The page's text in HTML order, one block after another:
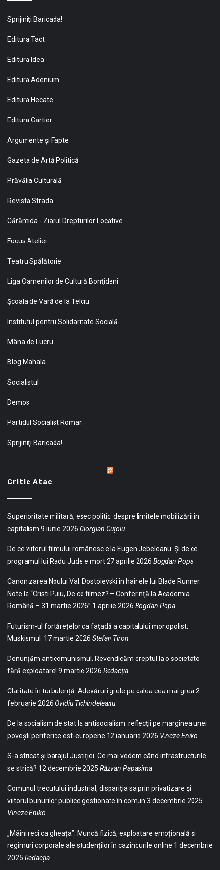
Sprijiniţi Baricada!
Editura Tact
Editura Idea
Editura Adenium
Editura Hecate
Editura Cartier
Argumente și Fapte
Gazeta de Artă Politică
Prăvălia Culturală
Revista Strada
Cărămida - Ziarul Drepturilor Locative
Focus Atelier
Teatru Spălătorie
Liga Oamenilor de Cultură Bonţideni
Şcoala de Vară de la Telciu
Institutul pentru Solidaritate Socială
Mâna de Lucru
Blog Mahala
Socialistul
Demos
Partidul Socialist Român
Sprijiniţi Baricada!
Critic Atac
Superioritate militară, eșec politic: despre limitele mobilizării în
capitalism 9 iunie 2026 Giorgian Guțoiu
De ce viitorul filmului românesc e la Eugen Jebeleanu. Și de ce
programul lui Radu Jude e mort27 aprilie 2026 Bogdan Popa
Canonizarea Noului Val: Dostoievski în hainele lui Blade Runner.
Note la “Cristi Puiu, De ce filmez? – Conferință la Academia
Română – 31 martie 2026” 1 aprilie 2026 Bogdan Popa
Futurism-ul fortărețelor ca fațadă a capitalului monopolist:
Muskismul
17 martie 2026 Stefan Tiron
Denunțăm anticomunismul. Revendicăm dreptul la o societate
fără exploatare! 9 martie 2026 Redacția
Claritate în turbulență. Adevăruri grele pe calea cea mai grea 2
februarie 2026 Ovidiu Tichindeleanu
De la socialism de stat la antisocialism: reflecții pe marginea unei
povești periferice est-europene 12 ianuarie 2026 Vincze Enikö
S-a stricat și barajul Justiției. Ce mai vedem când infrastructurile
se strică? 12 decembrie 2025 Răzvan Papasima
Comunul trecutului industrial, dispariția sa prin privatizare și
viitorul bunurilor publice gestionate în comun 3 decembrie 2025
Vincze Enikö
„Mâini reci ca gheața”: Muncă fizică, exploatare emoțională și
regimuri corporale ale studenților în cazinourile online 1 decembrie
2025 Redacția